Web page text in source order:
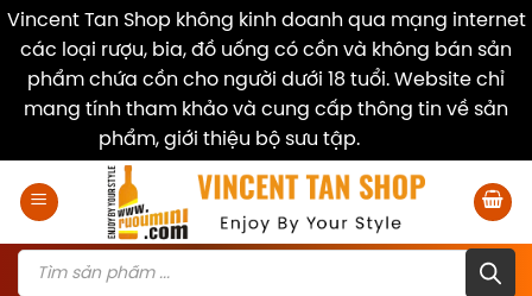
Vincent Tan Shop không kinh doanh qua mạng internet
các loại rượu, bia, đồ uống có cồn và không bán sản
phẩm chứa cồn cho người dưới 18 tuổi. Website chỉ
mang tính tham khảo và cung cấp thông tin về sản
phẩm, giới thiệu bộ sưu tập.
Products
search